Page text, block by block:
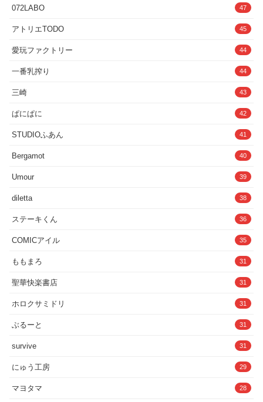
072LABO 47
アトリエTODO 45
愛玩ファクトリー 44
一番乳搾り 44
三崎 43
ぱにぱに 42
STUDIOふあん 41
Bergamot 40
Umour 39
diletta 38
ステーキくん 36
COMICアイル 35
ももまろ 31
聖華快楽書店 31
ホロクサミドリ 31
ぶるーと 31
survive 31
にゅう工房 29
マヨタマ 28